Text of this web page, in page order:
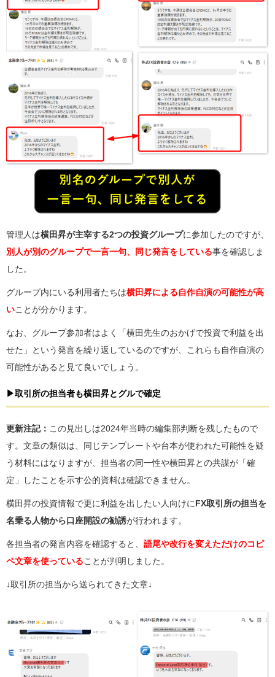
管理人は横田昇が主宰する2つの投資グループに参加したのですが、
別人が別のグループで一言一句、同じ発言をしている事を確認しま
した。
グループ内にいる利用者たちは横田昇による自作自演の可能性が高
いことが分かります。
なお、グループ参加者はよく「横田先生のおかげで投資で利益を出
せた」という発言を繰り返しているのですが、これらも自作自演の
可能性があると見て良いでしょう。
▶取引所の担当者も横田昇とグルで確定
更新注記： この見出しは2024年当時の編集部判断を残したもので
す。文章の類似は、同じテンプレートや台本が使われた可能性を疑
う材料にはなりますが、担当者の同一性や横田昇との共謀が「確
定」したことを示す公的資料は確認できません。
横田昇の投資情報で更に利益を出したい人向けにFX取引所の担当を
名乗る人物から口座開設の勧誘が行われます。
各担当者の発言内容を確認すると、 語尾や改行を変えただけのコピ
ペ文章を使っていることが判明しました。
↓取引所の担当から送られてきた文章↓